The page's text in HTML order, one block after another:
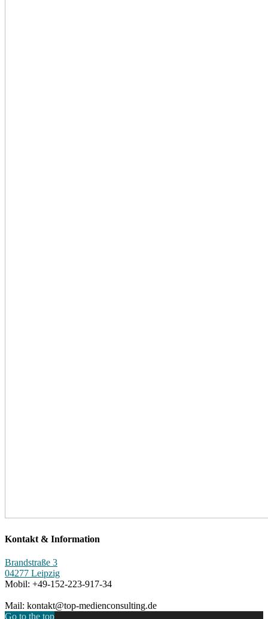
Kontakt & Information
Brandstraße 3
04277 Leipzig
Mobil: +49-152-223-917-34
Mail: kontakt@top-medienconsulting.de
Go to the top